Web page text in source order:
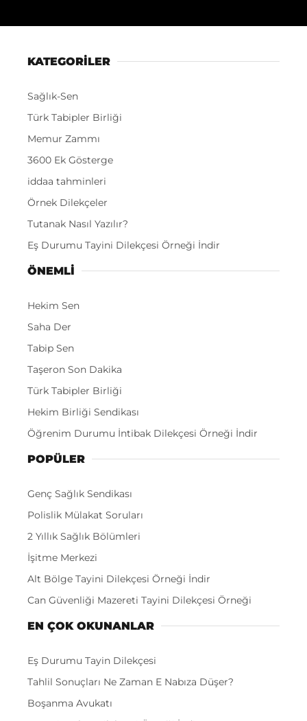
KATEGORİLER
Sağlık-Sen
Türk Tabipler Birliği
Memur Zammı
3600 Ek Gösterge
iddaa tahminleri
Örnek Dilekçeler
Tutanak Nasıl Yazılır?
Eş Durumu Tayini Dilekçesi Örneği İndir
ÖNEMLI
Hekim Sen
Saha Der
Tabip Sen
Taşeron Son Dakika
Türk Tabipler Birliği
Hekim Birliği Sendikası
Öğrenim Durumu İntibak Dilekçesi Örneği İndir
POPÜLER
Genç Sağlık Sendikası
Polislik Mülakat Soruları
2 Yıllık Sağlık Bölümleri
İşitme Merkezi
Alt Bölge Tayini Dilekçesi Örneği İndir
Can Güvenliği Mazereti Tayini Dilekçesi Örneği
EN ÇOK OKUNANLAR
Eş Durumu Tayin Dilekçesi
Tahlil Sonuçları Ne Zaman E Nabıza Düşer?
Boşanma Avukatı